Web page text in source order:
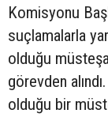
Komisyonu
suçlamalarla
olduğu
görevden
olduğu bir